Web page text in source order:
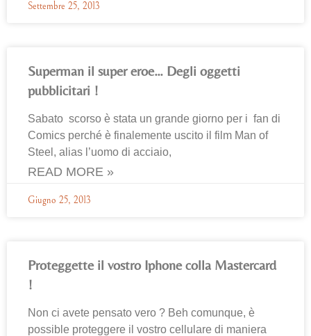
Settembre 25, 2013
Superman il super eroe… Degli oggetti
pubblicitari !
Sabato scorso è stata un grande giorno per i fan di
Comics perché è finalemente uscito il film Man of
Steel, alias l’uomo di acciaio,
READ MORE »
Giugno 25, 2013
Proteggette il vostro Iphone colla Mastercard
!
Non ci avete pensato vero ? Beh comunque, è
possible proteggere il vostro cellulare di maniera